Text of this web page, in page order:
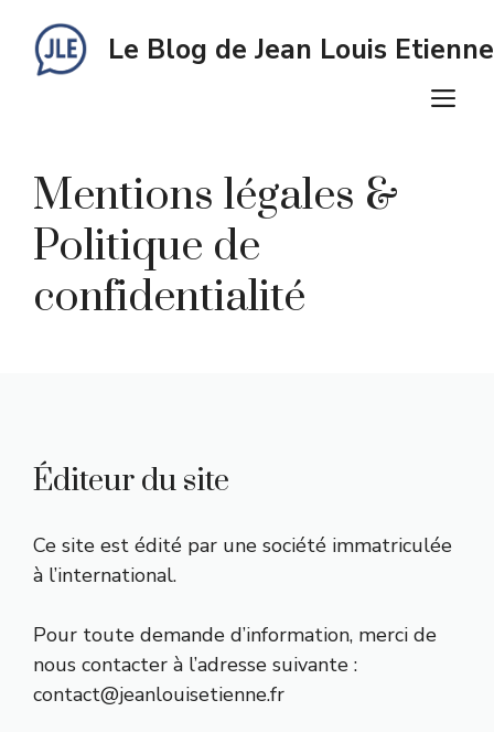
contenu
Le Blog de Jean Louis Etienne
Mentions légales &
Politique de
confidentialité
Éditeur du site
Ce site est édité par une société immatriculée
à l’international.
Pour toute demande d’information, merci de
nous contacter à l’adresse suivante :
contact@jeanlouisetienne.fr